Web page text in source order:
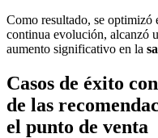
Como resultado, se optimizó
continua evolución, alcanzó
aumento significativo en la
Casos de éxito
de las
el punto de venta